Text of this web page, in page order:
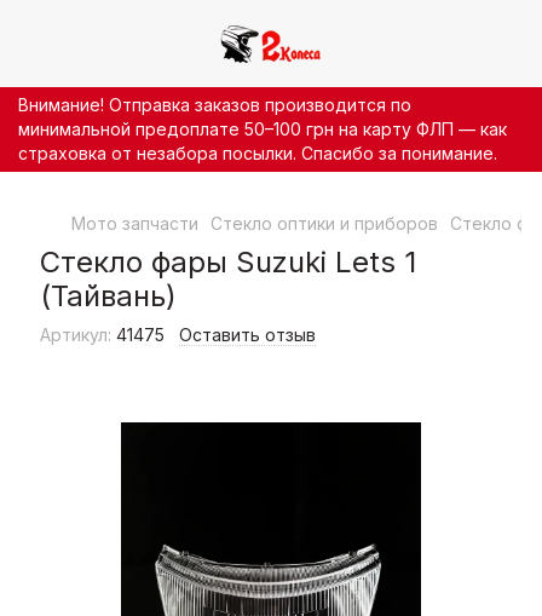
Внимание! Отправка заказов производится по
минимальной предоплате 50–100 грн на карту ФЛП — как
страховка от незабора посылки. Спасибо за понимание.
Мото запчасти Стекло оптики и приборов Стекло
Стекло фары Suzuki Lets 1
(Тайвань)
Артикул: 41475 Оставить отзыв